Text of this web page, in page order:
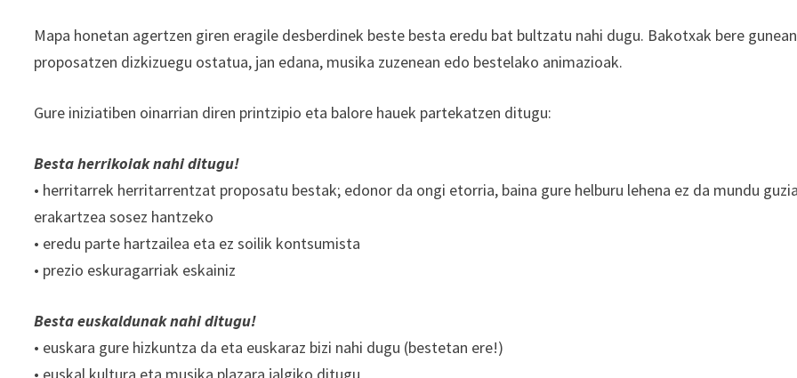
Mapa honetan agertzen giren eragile desberdinek beste besta eredu bat bultzatu nahi dugu. Bakotxak bere gunean
proposatzen dizkizuegu ostatua, jan edana, musika zuzenean edo bestelako animazioak.
Gure iniziatiben oinarrian diren printzipio eta balore hauek partekatzen ditugu:
Besta herrikoiak nahi ditugu!
• herritarrek herritarrentzat proposatu bestak; edonor da ongi etorria, baina gure helburu lehena ez da mundu
erakartzea sosez hantzeko
• eredu parte hartzailea eta ez soilik kontsumista
• prezio eskuragarriak eskainiz
Besta euskaldunak nahi ditugu!
• euskara gure hizkuntza da eta euskaraz bizi nahi dugu (bestetan ere!)
• euskal kultura eta musika plazara jalgiko ditugu